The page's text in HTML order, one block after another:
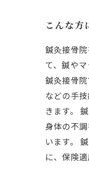
こんな方
鍼灸接骨
て、鍼や
鍼灸接骨
などの手
きます。
身体の不
います。
に、保険